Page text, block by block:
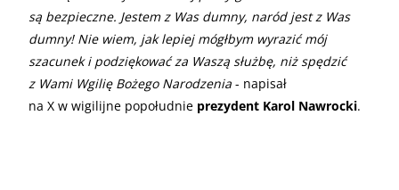
są bezpieczne. Jestem z Was dumny, naród jest z Was
dumny! Nie wiem, jak lepiej mógłbym wyrazić mój
szacunek i podziękować za Waszą służbę, niż spędzić
z Wami Wgilię Bożego Narodzenia - napisał
na X w wigilijne popołudnie prezydent Karol Nawrocki.